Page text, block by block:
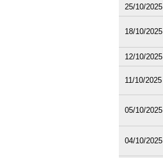
25/10/2025
18/10/2025
12/10/2025
11/10/2025
05/10/2025
04/10/2025